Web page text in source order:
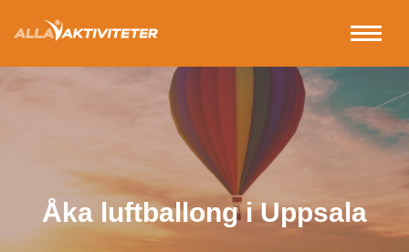
Åka luftballong i Uppsala